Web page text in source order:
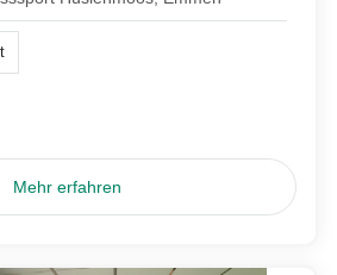
Mehr erfahren